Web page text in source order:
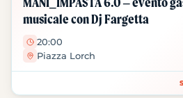
musicale con Dj Fargetta
20:00
Piazza Lorch